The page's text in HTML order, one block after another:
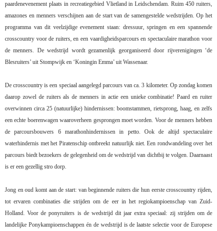
paardenevenement plaats in recreatiegebied Vlietland in Leidschendam. Ruim 450 ruiters,
amazones en menners verschijnen aan de start van de samengestelde wedstrijden. Op het
programma van dit veelzijdige evenement staan: dressuur, springen en een spannende
crosscountry voor de ruiters, en een vaardigheidsparcours en spectaculaire marathon voor
de menners. De wedstrijd wordt gezamenlijk georganiseerd door rijverenigingen ‘de
Blesruiters’ uit Stompwijk en ‘Koningin Emma’ uit Wassenaar.
De crosscountry is een speciaal aangelegd parcours van ca. 3 kilometer. Op zondag komen
daarop zowel de ruiters als de menners in actie een unieke combinatie! Paard en ruiter
overwinnen circa 25 (natuurlijke) hindernissen: boomstammen, rietsprong, haag, en zelfs
een echte boerenwagen waaroverheen gesprongen moet worden. Voor de menners hebben
de parcoursbouwers 6 marathonhindernissen in petto. Ook de altijd spectaculaire
waterhindernis met het Piratenschip ontbreekt natuurlijk niet. Een rondwandeling over het
parcours biedt bezoekers de gelegenheid om de wedstrijd van dichtbij te volgen. Daarnaast
is er een gezellig stro dorp.
Jong en oud komt aan de start: van beginnende ruiters die hun eerste crosscountry rijden,
tot ervaren combinaties die strijden om de eer in het regiokampioenschap van Zuid-
Holland. Voor de ponyruiters is de wedstrijd dit jaar extra speciaal: zij strijden om de
landelijke Ponykampioenschappen én de wedstrijd is de laatste selectie voor de Europese